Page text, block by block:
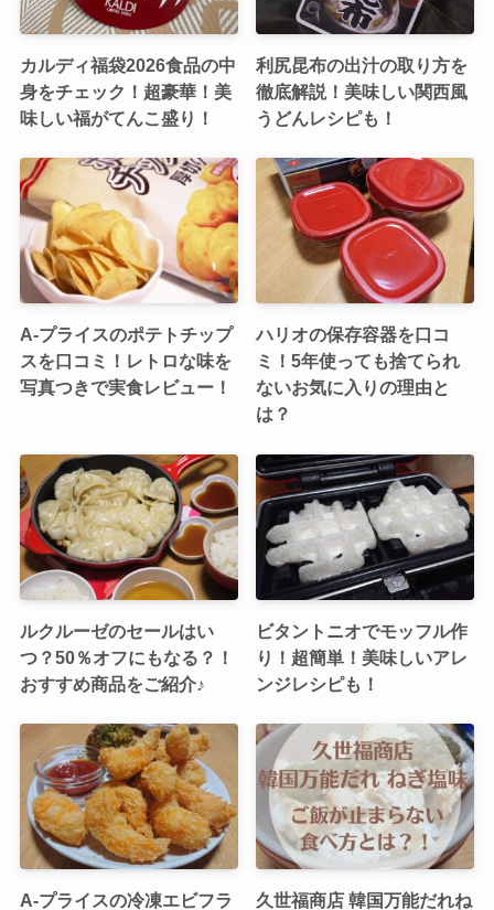
カルディ福袋2026食品の中
身をチェック！超豪華！美
味しい福がてんこ盛り！
利尻昆布の出汁の取り方を
徹底解説！美味しい関西風
うどんレシピも！
A-プライスのポテトチップ
スを口コミ！レトロな味を
写真つきで実食レビュー！
ハリオの保存容器を口コ
ミ！5年使っても捨てられ
ないお気に入りの理由と
は？
ルクルーゼのセールはい
つ？50％オフにもなる？！
おすすめ商品をご紹介♪
ビタントニオでモッフル作
り！超簡単！美味しいアレ
ンジレシピも！
A-プライスの冷凍エビフラ 久世福商店 韓国万能だれね